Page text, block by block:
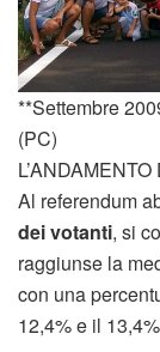
**Settembre
(PC)
Al referendum
dei votanti, si
raggiunse la
con una
12,4% e il